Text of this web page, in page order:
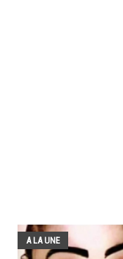
A LA UNE